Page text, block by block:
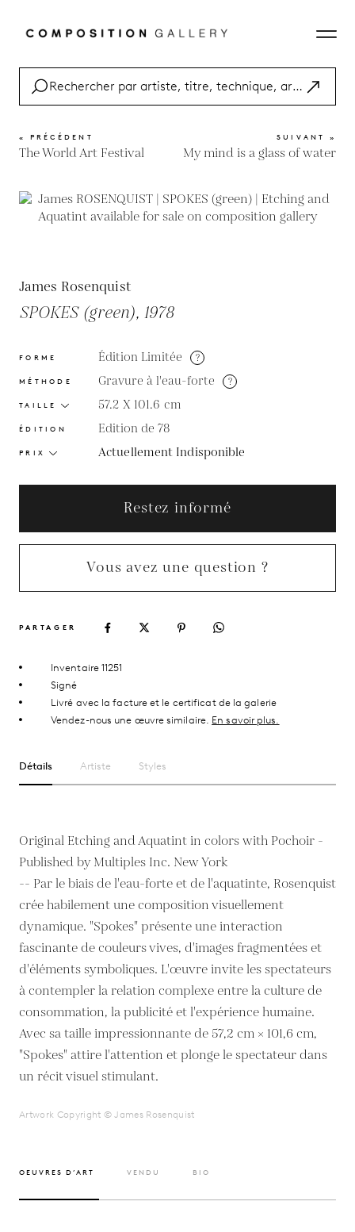
« PRÉCÉDENT
The World Art Festival
SUIVANT »
My mind is a glass of water
James Rosenquist
SPOKES (green), 1978
FORME Édition Limitée ?
MÉTHODE Gravure à l'eau-forte ?
TAILLE 57.2 X 101.6 cm
ÉDITION Edition de 78
PRIX Actuellement Indisponible
Restez informé
Vous avez une question ?
PARTAGER
Inventaire 11251
Signé
Livré avec la facture et le certificat de la galerie
Vendez-nous une œuvre similaire. En savoir plus.
Détails Artiste Styles
Original Etching and Aquatint in colors with Pochoir -
Published by Multiples Inc. New York
-- Par le biais de l'eau-forte et de l'aquatinte, Rosenquist
crée habilement une composition visuellement
dynamique. "Spokes" présente une interaction
fascinante de couleurs vives, d'images fragmentées et
d'éléments symboliques. L'œuvre invite les spectateurs
à contempler la relation complexe entre la culture de
consommation, la publicité et l'expérience humaine.
Avec sa taille impressionnante de 57,2 cm × 101,6 cm,
"Spokes" attire l'attention et plonge le spectateur dans
Artwork Copyright © James Rosenquist
OEUVRES D’ART VENDU BIO